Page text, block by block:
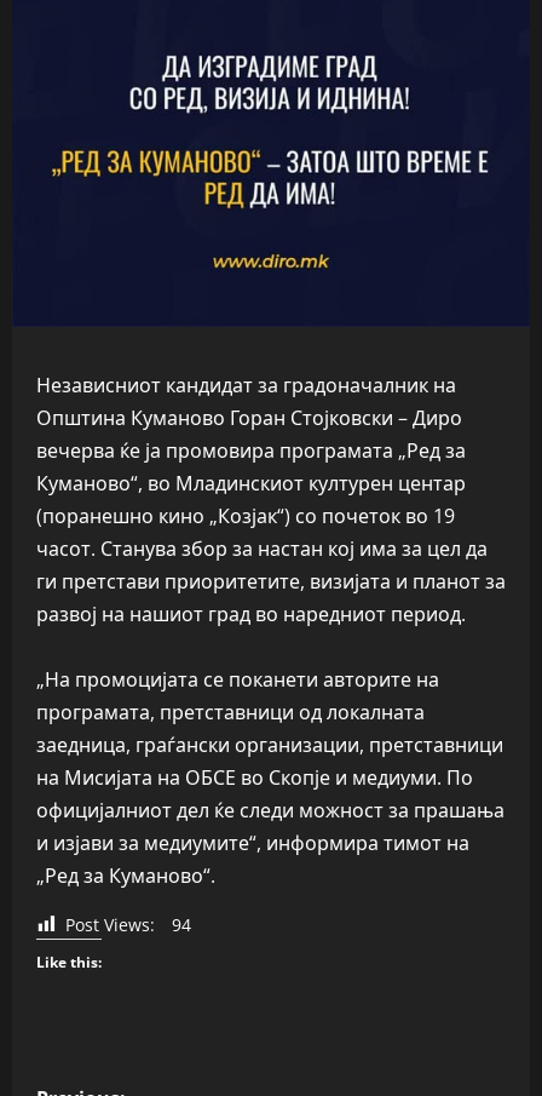
Независниот кандидат за градоначалник на
Општина Куманово Горан Стојковски – Диро
вечерва ќе ја промовира програмата „Ред за
Куманово“, во Младинскиот културен центар
(поранешно кино „Козјак“) со почеток во 19
часот. Станува збор за настан кој има за цел да
ги претстави приоритетите, визијата и планот за
развој на нашиот град во наредниот период.
„На промоцијата се поканети авторите на
програмата, претставници од локалната
заедница, граѓански организации, претставници
на Мисијата на ОБСЕ во Скопје и медиуми. По
официјалниот дел ќе следи можност за прашања
и изјави за медиумите“, информира тимот на
„Ред за Куманово“.
Post Views: 94
Like this: